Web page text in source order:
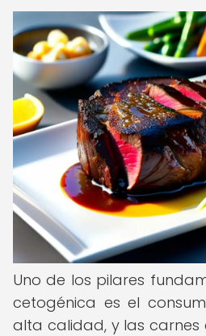
Uno de los pilares
cetogénica es el
alta calidad, y las carnes